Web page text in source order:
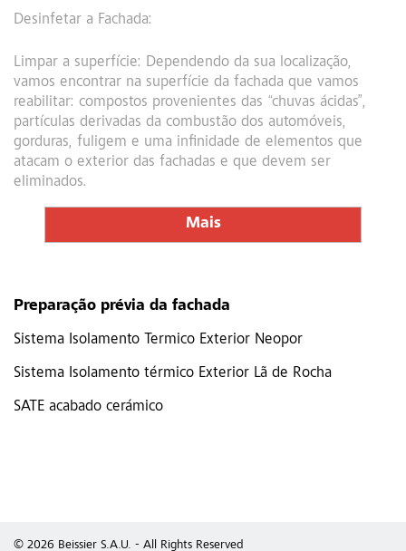
Preparação prévia da fachada
Sistema Isolamento Termico Exterior Neopor
Sistema Isolamento térmico Exterior Lã de Rocha
SATE acabado cerámico
Desinfetar a Fachada:
Limpar a superfície: Dependendo da sua localização,
vamos encontrar na superfície da fachada que vamos
reabilitar: compostos provenientes das “chuvas ácidas”,
partículas derivadas da combustão dos automóveis,
gorduras, fuligem e uma infinidade de elementos que
atacam o exterior das fachadas e que devem ser
eliminados.
Mais
© 2026 Beissier S.A.U. - All Rights Reserved